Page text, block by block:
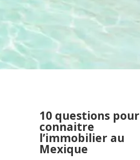
10 questions pour
connaitre
l’immobilier au
Mexique